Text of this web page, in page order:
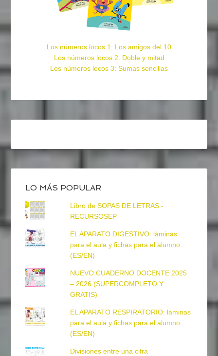
Los números locos 1: Los amigos del 10
Los números locos 2: Doble y mitad
Los números locos 3: Sumas sencillas
LO MÁS POPULAR
Libro de SOPAS DE LETRAS -
RECURSOSEP
EL APARATO DIGESTIVO: láminas
para el aula y fichas para el alumno
(ES/EN)
NUEVO CUADERNO DOCENTE 2025
– 2026 (SUPERCOMPLETO Y
GRATIS)
EL APARATO RESPIRATORIO: láminas
para el aula y fichas para el alumno
(ES/EN)
Divisiones entre una cifra